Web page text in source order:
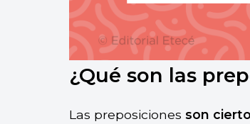
¿Qué son las
Las preposiciones son